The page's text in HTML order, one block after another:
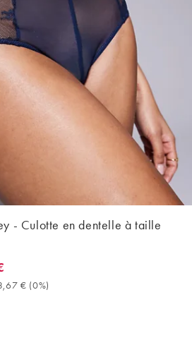
- Culotte en dentelle à taille
prix sur 30 jours 13,67 € (0%).
€ (0%)